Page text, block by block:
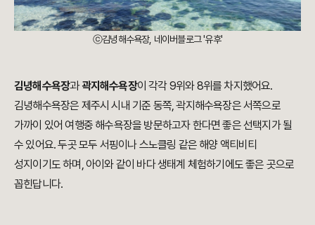
ⓒ김녕해수욕장, 네이버블로그 '유후'
김녕해수욕장과곽지해수욕장이 각각 9위와 8위를 차지했어요.
김녕해수욕장은 제주시 시내 기준 동쪽, 곽지해수욕장은 서쪽으로
가까이 있어 여행중 해수욕장을 방문하고자 한다면 좋은 선택지가 될
수 있어요. 두곳 모두 서핑이나 스노클링 같은 해양 액티비티
성지이기도 하며, 아이와 같이 바다 생태계 체험하기에도 좋은 곳으로
꼽힌답니다.